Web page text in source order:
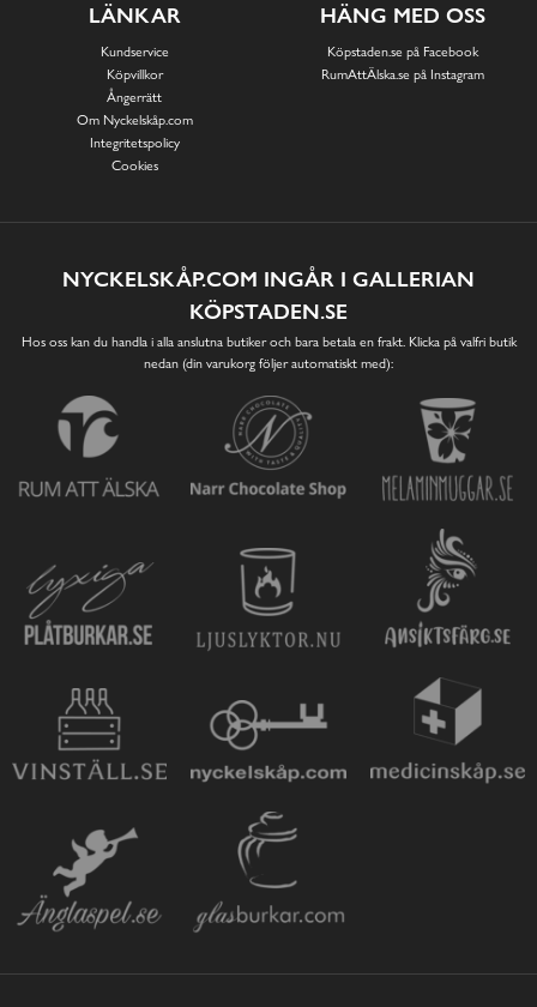
LÄNKAR
Kundservice
Köpvillkor
Ångerrätt
Om Nyckelskåp.com
Integritetspolicy
Cookies
HÄNG MED OSS
Köpstaden.se på Facebook
RumAttÄlska.se på Instagram
NYCKELSKÅP.COM INGÅR I GALLERIAN
KÖPSTADEN.SE
Hos oss kan du handla i alla anslutna butiker och bara betala en frakt. Klicka på valfri butik
nedan (din varukorg följer automatiskt med):